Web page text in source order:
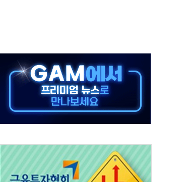
2차 회의 外
탁… 부산 광안서 약국 팝업스토어 운영